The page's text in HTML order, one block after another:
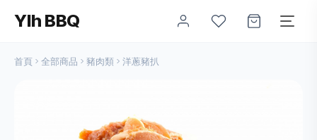
Ylh BBQ
首頁 全部商品 豬肉類 洋蔥豬扒